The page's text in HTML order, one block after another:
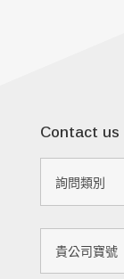
Contact us